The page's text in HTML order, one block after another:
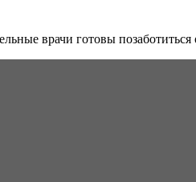
врачи готовы